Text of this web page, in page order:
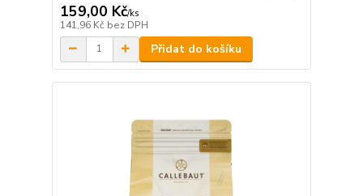
159,00 Kč/ks
141,96 Kč bez DPH
Přidat do košíku